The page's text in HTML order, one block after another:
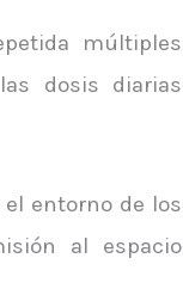
múltiples
dosis diarias
entorno de los
al espacio